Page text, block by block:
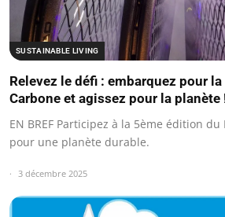
SUSTAINABLE LIVING
Relevez le défi : embarquez pour
Carbone et agissez pour la planète
EN BREF Participez à la 5ème édition
pour une planète durable.
3 décembre 2025